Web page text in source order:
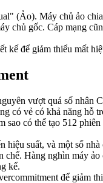
(Ảo). Máy chủ ảo
chủ gốc. Cáp mạng
kế để giảm thiểu mất
vượt quá số
có vẻ có khả năng hỗ
sao có thể tạo 512
suất, và một số
Hàng nghìn máy
kể.
để giảm